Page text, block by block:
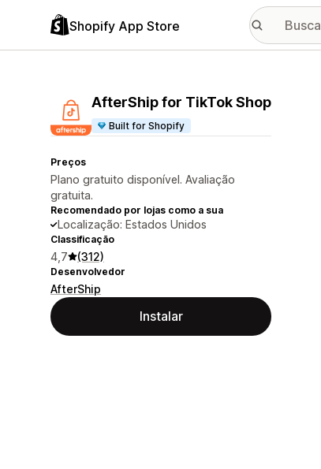
Shopify App Store
AfterShip for TikTok Shop
Built for Shopify
Preços
Plano gratuito disponível. Avaliação
gratuita.
Recomendado por lojas como a sua
Localização: Estados Unidos
Classificação
4,7 (312)
Desenvolvedor
AfterShip
Instalar